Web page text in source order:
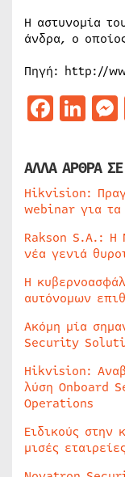
Η αστυνομία
άνδρα, ο
Πηγή: http://
ΑΛΛΑ ΑΡΘΡΑ
Hikvision:
webinar για
Rakson S.A.: Η
νέα γενιά
Η
αυτόνομων
Ακόμη μία
Security
Hikvision:
λύση Onboard
Operations
Ειδικούς στην
μισές εταιρείες